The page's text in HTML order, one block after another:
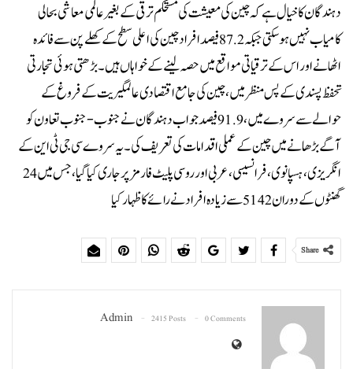
دہندگان کا خیال ہے کہ چین کی معیشت کی مستحکم ترقی کے بغیر عالمی معاشی بحالی
کامیاب نہیں ہوسکتی جبکہ 87.2 فیصد افراد چین کی اعلی سطح کے کھلے پن سے فائدہ
اٹھانے اور اس کے ترقیاتی مواقع میں حصہ لینے کے خواہاں ہیں ۔ بڑھتی ہوئی تجارتی
تحفظ پسندی کے پس منظر میں ، چین کی جامع اقتصادی عالمگیریت کے فروغ کے
حوالےسے سروے میں ، 91.9 فیصد جواب دہندگان نے جنوب-جنوب تعاون کو
آگے بڑھانے میں چین کے عملی اقدامات کی تعریف کی۔ یہ سروے سی جی ٹی این کے
انگریزی ، ہسپانوی ، فرانسیسی ، عربی اور روسی پلیٹ فارمز پر جاری کیا گیا ، جس میں 24
گھنٹوں کے دوران 5142 سے زیادہ افراد نے رائے کا ظہار کیا
Share
Admin 2415 Posts 0 Comments